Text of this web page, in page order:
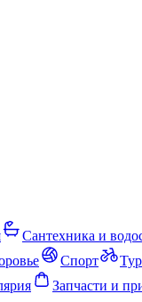
Сантехника и
Спорт
Запчасти и